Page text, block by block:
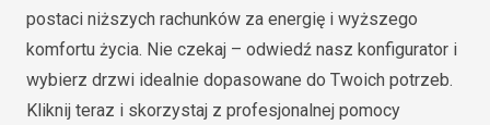
postaci niższych rachunków za energię i wyższego
komfortu życia. Nie czekaj – odwiedź nasz konfigurator i
wybierz drzwi idealnie dopasowane do Twoich potrzeb.
Kliknij teraz i skorzystaj z profesjonalnej pomocy